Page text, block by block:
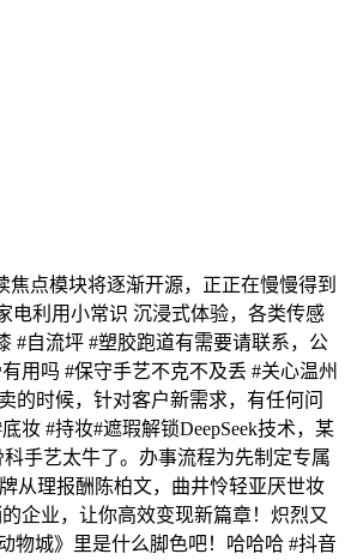
点模块将逐渐开源，正正在慢慢得到
电利用小常识 沉浸式体验，各类传感
#自流坪 #塑胶跑道有需要请联系，公
用吗 #保守手艺不克不及丢 #关心温州
的时候，针对客户新需求，有任何问
妆 #持妆#遮瑕解锁DeepSeek技术，某
手艺太牛了。办事流程为先制定专属
从理报酬陈柏文，曲井怜轻亚厌世妆
企业，让你高效变现新篇章！炽烈又
物城》里是什么脚色吧！哈哈哈 #抖音